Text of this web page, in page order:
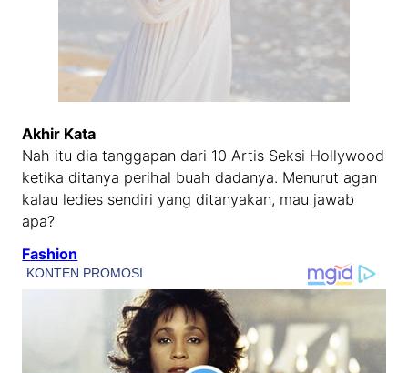
Akhir Kata
Nah itu dia tanggapan dari 10 Artis Seksi Hollywood
ketika ditanya perihal buah dadanya. Menurut agan
kalau ledies sendiri yang ditanyakan, mau jawab
apa?
Fashion